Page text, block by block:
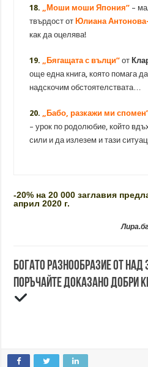
18. „Моши моши Япония” –
твърдост отЮлиана
как да оцелява!
19. „Бягащата с вълци” от
още една книга, която помага
надскочим обстоятелствата…
20. „Бабо, разкажи ми
– урок по родолюбие, който
сили и да излезем и тази
-20% на 20 000 заглавия
април 2020 г.
Богато разнообразие от над
Поръчайте доказано добри